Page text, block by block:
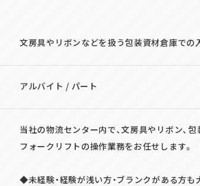
文房具やリボンなどを扱う包装資材倉庫で
アルバイト / パート
当社の物流センター内で、文房具やリボン、
フォークリフトの操作業務をお任せします。
◆未経験・経験が浅い方・ブランクがある方も